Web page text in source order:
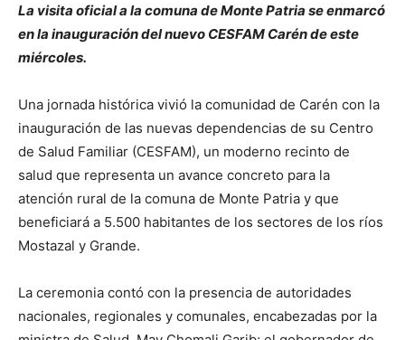
La visita oficial a la comuna de Monte Patria se enmarcó
en la inauguración del nuevo CESFAM Carén de este
miércoles.
Una jornada histórica vivió la comunidad de Carén con la
inauguración de las nuevas dependencias de su Centro
de Salud Familiar (CESFAM), un moderno recinto de
salud que representa un avance concreto para la
atención rural de la comuna de Monte Patria y que
beneficiará a 5.500 habitantes de los sectores de los ríos
Mostazal y Grande.
La ceremonia contó con la presencia de autoridades
nacionales, regionales y comunales, encabezadas por la